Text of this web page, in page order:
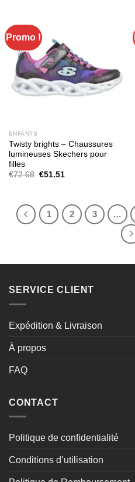
Promo !
ENFANTS
Twisty brights – Chaussures
lumineuses Skechers pour
filles
€72.68 Le
€72.68.
€51.51Le
€51.51.
1 2 3 …
SERVICE CLIENT
Expédition & Livraison
À propos
FAQ
CONTACT
Politique de confidentialité
Conditions d’utilisation